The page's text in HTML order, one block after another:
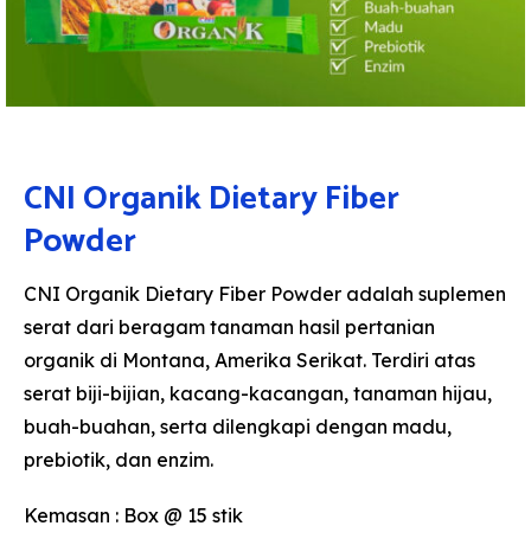
CNI Organik Dietary Fiber
Powder
CNI Organik Dietary Fiber Powder adalah suplemen
serat dari beragam tanaman hasil pertanian
organik di Montana, Amerika Serikat. Terdiri atas
serat biji-bijian, kacang-kacangan, tanaman hijau,
buah-buahan, serta dilengkapi dengan madu,
prebiotik, dan enzim.
Kemasan : Box @ 15 stik